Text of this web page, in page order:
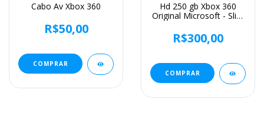
Cabo Av Xbox 360
R$50,00
Hd 250 gb Xbox 360
Original Microsoft - Slim
R$300,00